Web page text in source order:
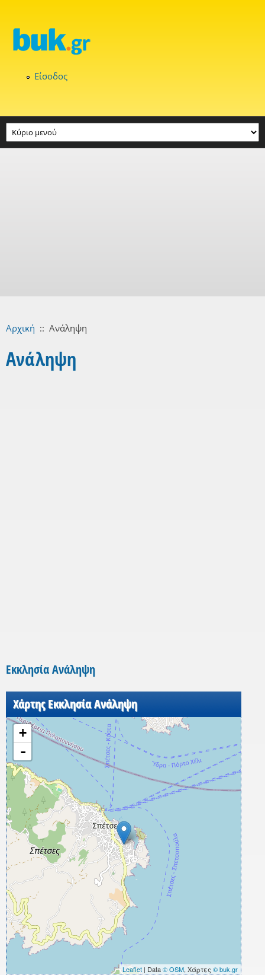
Είσοδος
Αρχική :: Ανάληψη
Ανάληψη
Εκκλησία Ανάληψη
Χάρτης Εκκλησία Ανάληψη
+
-
Leaflet | Data© OSM, Χάρτες © buk.gr